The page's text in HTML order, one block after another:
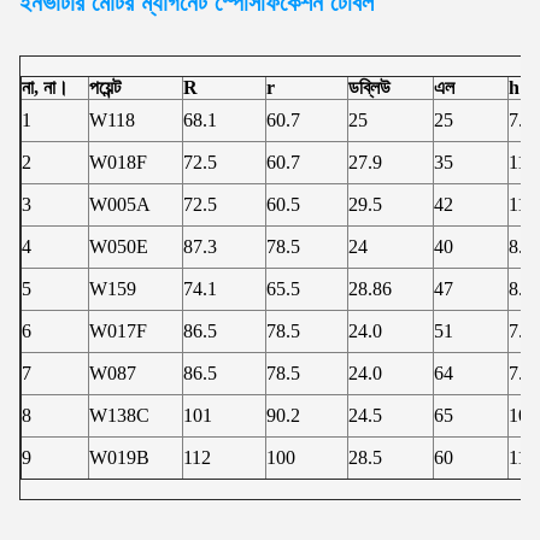
না, না। পয়েন্ট R r ডব্লিউ এল
h
1
W118 68.1 60.7 25 25
2 W018F 72.5 60.7 27.9 35
3 W005A 72.5 60.5 29.5 42
4 W050E 87.3 78.5 24 40
5 W159 74.1 65.5 28.86 47
6 W017F 86.5 78.5 24.0 51
7 W087 86.5 78.5 24.0 64
8 W138C 101 90.2 24.5 65
9 W019B 112 100 28.5 60